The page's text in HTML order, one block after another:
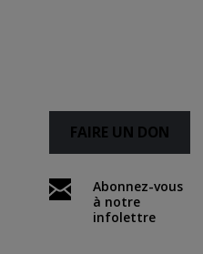
FAIRE UN DON
Abonnez-vous
à notre
infolettre